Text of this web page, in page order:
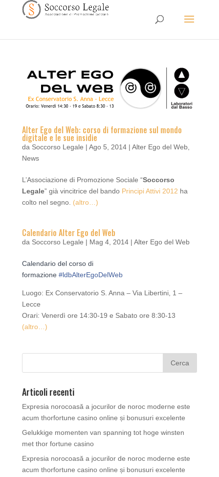
Alter Ego del Web: corso di formazione sul mondo
digitale e le sue insidie
da Soccorso Legale | Ago 5, 2014| Alter Ego del Web,
News
L’Associazione di Promozione Sociale “Soccorso
Legale” già vincitrice del bando Principi Attivi 2012 ha
colto nel segno. (altro…)
Calendario Alter Ego del Web
da Soccorso Legale | Mag 4, 2014| Alter Ego del Web
Calendario del corso di
formazione #ldbAlterEgoDelWeb
Luogo: Ex Conservatorio S. Anna – Via Libertini, 1 –
Lecce
Orari: Venerdì ore 14:30-19 e Sabato ore 8:30-13
(altro…)
Articoli recenti
Expresia norocoasă a jocurilor de noroc moderne este
acum thorfortune casino online și bonusuri excelente
Gelukkige momenten van spanning tot hoge winsten
met thor fortune casino
Expresia norocoasă a jocurilor de noroc moderne este
acum thorfortune casino online și bonusuri excelente